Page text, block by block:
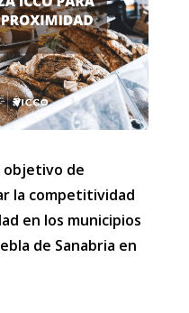
objetivo de
la competitividad
en los municipios
de Sanabria en